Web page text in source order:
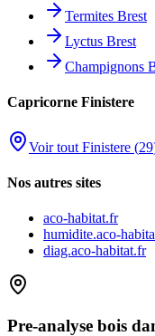
Termites Brest
Lyctus Brest
Champignons
Capricorne Finistere
Voir tout Finistere (29
Nos autres sites
aco-habitat.fr
humidite.aco-
diag.aco-habitat.fr
Pre-analyse bois